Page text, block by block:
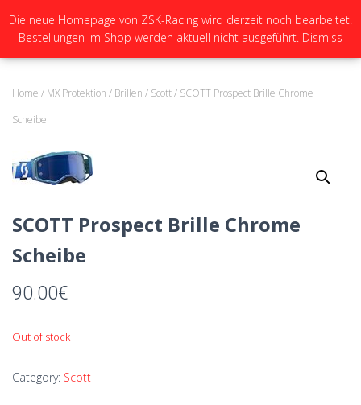
N
A
Home / MX Protektion / Brillen / Scott/ SCOTT Prospect Brille Chrome
Scheibe
SCOTT Prospect Brille Chrome
Scheibe
90.00€
Out of stock
Category: Scott
Die neue Homepage von ZSK-Racing wird derzeit noch bearbeitet!
Bestellungen im Shop werden aktuell nicht ausgeführt. Dismiss